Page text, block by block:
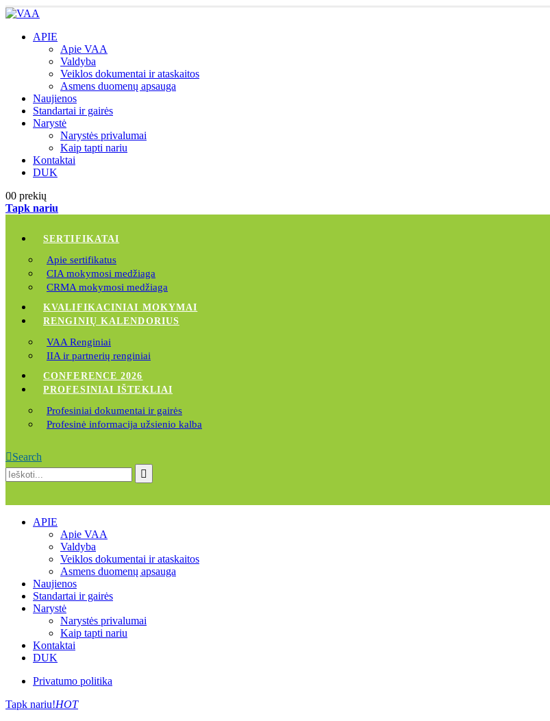
APIE
Apie VAA
Valdyba
Veiklos dokumentai ir ataskaitos
Asmens duomenų apsauga
Naujienos
Standartai ir gairės
Narystė
Narystės privalumai
Kaip tapti nariu
Kontaktai
DUK
00 prekių
Tapk nariu
SERTIFIKATAI
Apie sertifikatus
CIA mokymosi medžiaga
CRMA mokymosi medžiaga
KVALIFIKACINIAI MOKYMAI
RENGINIŲ KALENDORIUS
VAA Renginiai
IIA ir partnerių renginiai
CONFERENCE 2026
PROFESINIAI IŠTEKLIAI
Profesiniai dokumentai ir gairės
Profesinė informacija užsienio kalba
Search
APIE
Apie VAA
Valdyba
Veiklos dokumentai ir ataskaitos
Asmens duomenų apsauga
Naujienos
Standartai ir gairės
Narystė
Narystės privalumai
Kaip tapti nariu
Kontaktai
DUK
Privatumo politika
Tapk nariu!HOT